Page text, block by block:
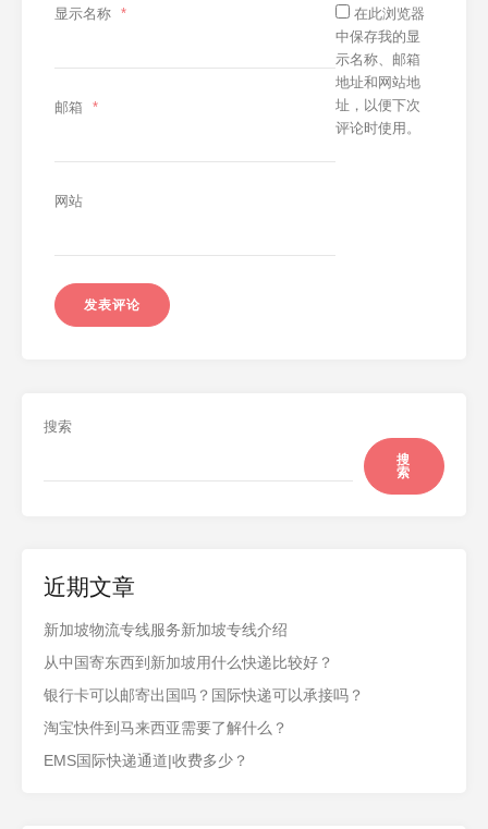
显示名称 *
邮箱 *
网站
在此浏览器
中保存我的显
示名称、邮箱
地址和网站地
址，以便下次
评论时使用。
搜索
搜
索
近期文章
新加坡物流专线服务新加坡专线介绍
从中国寄东西到新加坡用什么快递比较好？
银行卡可以邮寄出国吗？国际快递可以承接吗？
淘宝快件到马来西亚需要了解什么？
EMS国际快递通道|收费多少？